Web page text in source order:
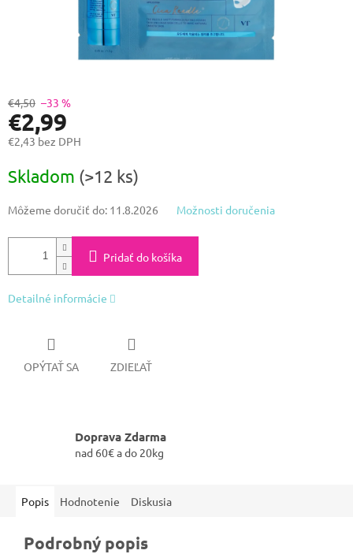
€4,50 –33 %
€2,99
€2,43 bez DPH
cena:
Skladom (>12 ks)
Môžeme doručiť do: 11.8.2026 Možnosti doručenia
Pridať do košíka
Detailné informácie
OPÝTAŤ SA ZDIEĽAŤ
Doprava Zdarma
nad 60€ a do 20kg
Popis Hodnotenie Diskusia
Podrobný popis